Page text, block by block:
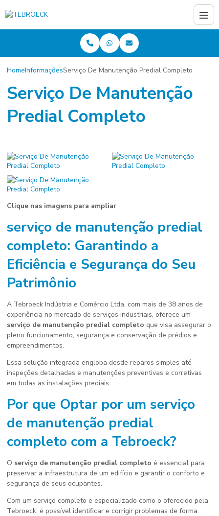
HomeInformaçõesServiço De Manutenção Predial Completo
Serviço De Manutenção
Predial Completo
Clique nas imagens para ampliar
serviço de manutenção predial
completo: Garantindo a
Eficiência e Segurança do Seu
Patrimônio
A Tebroeck Indústria e Comércio Ltda, com mais de 38 anos de
experiência no mercado de serviços industriais, oferece um
serviço de manutenção predial completo que visa assegurar o
pleno funcionamento, segurança e conservação de prédios e
empreendimentos.
Essa solução integrada engloba desde reparos simples até
inspeções detalhadas e manutenções preventivas e corretivas
em todas as instalações prediais.
Por que Optar por um serviço
de manutenção predial
completo com a Tebroeck?
O serviço de manutenção predial completo é essencial para
preservar a infraestrutura de um edifício e garantir o conforto e
segurança de seus ocupantes.
Com um serviço completo e especializado como o oferecido pela
Tebroeck, é possível identificar e corrigir problemas de forma